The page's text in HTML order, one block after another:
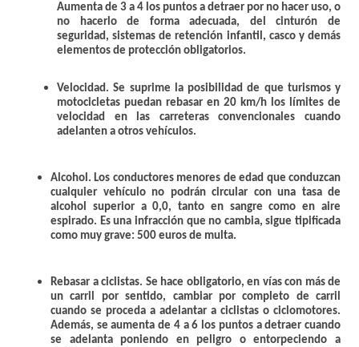
Aumenta de 3 a 4 los puntos a detraer por no hacer uso, o
no hacerlo de forma adecuada, del cinturón de
seguridad, sistemas de retención infantil, casco y demás
elementos de protección obligatorios.
Velocidad . Se suprime la posibilidad de que turismos y
motocicletas puedan rebasar en 20 km/h los límites de
velocidad en las carreteras convencionales cuando
adelanten a otros vehículos.
Alcohol . Los conductores menores de edad que conduzcan
cualquier vehículo no podrán circular con una tasa de
alcohol superior a 0,0, tanto en sangre como en aire
espirado. Es una infracción que no cambia, sigue tipificada
como muy grave: 500 euros de multa.
Rebasar a ciclistas. Se hace obligatorio, en vías con más de
un carril por sentido, cambiar por completo de carril
cuando se proceda a adelantar a ciclistas o ciclomotores.
Además, se aumenta de 4 a 6 los puntos a detraer cuando
se adelanta poniendo en peligro o entorpeciendo a